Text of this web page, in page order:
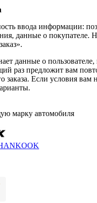
ввода информации:
данные о покупателе.
данные о
раз предложит вам
заказа. Если условия вам
марку автомобиля